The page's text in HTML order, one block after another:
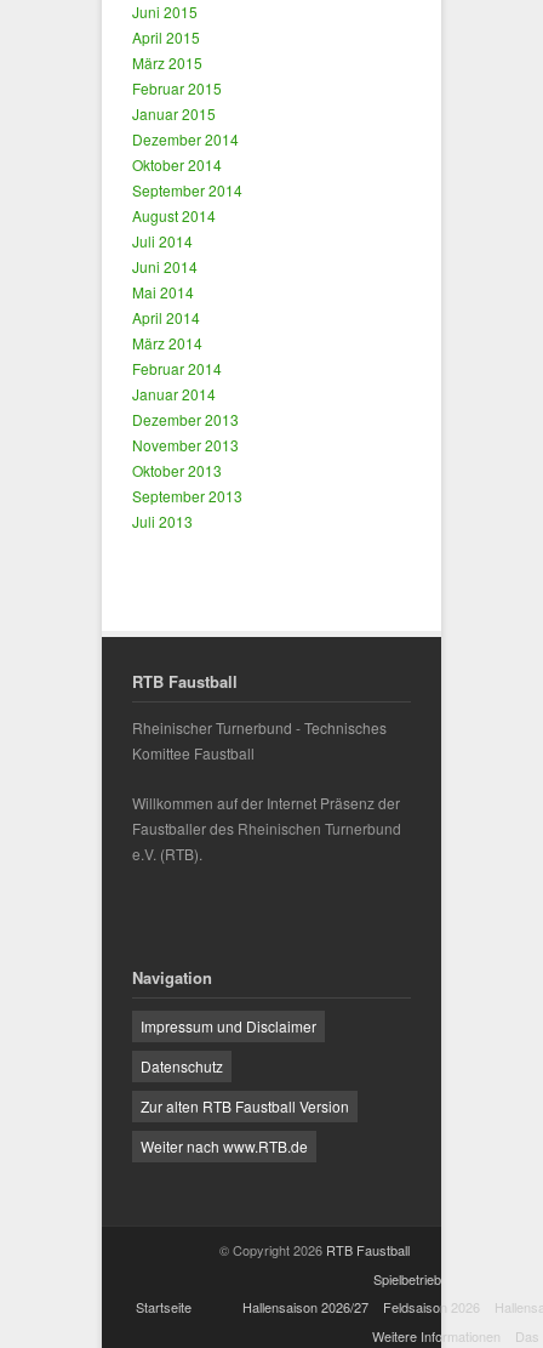
Juni 2015
April 2015
März 2015
Februar 2015
Januar 2015
Dezember 2014
Oktober 2014
September 2014
August 2014
Juli 2014
Juni 2014
Mai 2014
April 2014
März 2014
Februar 2014
Januar 2014
Dezember 2013
November 2013
Oktober 2013
September 2013
Juli 2013
RTB Faustball
Rheinischer Turnerbund - Technisches
Komittee Faustball
Willkommen auf der Internet Präsenz der
Faustballer des Rheinischen Turnerbund
e.V. (RTB).
Navigation
Impressum und Disclaimer
Datenschutz
Zur alten RTB Faustball Version
Weiter nach www.RTB.de
© Copyright 2026 RTB Faustball
Startseite
Spielbetrieb
Hallensaison 2026/27
Feldsaison 2026
Weitere Informationen
Das